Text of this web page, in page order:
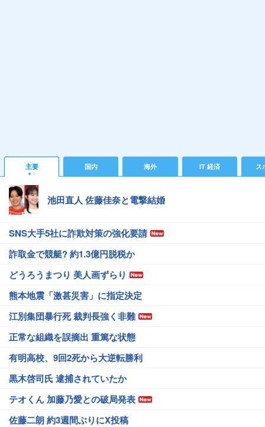
主要 国内 海外 IT 経済 ス
池田直人 佐藤佳奈と電撃結婚
SNS大手5社に詐欺対策の強化要請
詐取金で競艇? 約1.3億円脱税か
どうろうまつり 美人画ずらり
熊本地震「激甚災害」に指定決定
江別集団暴行死 裁判長強く非難
正常な組織を誤摘出 重篤な状態
有明高校、9回2死から大逆転勝利
黒木啓司氏 逮捕されていたか
テオくん 加藤乃愛との破局発表
佐藤二朗 約3週間ぶりにX投稿